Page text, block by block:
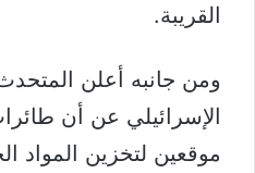
القريبة.
ومن جانبه أعلن
الإسرائيلي عن أن
موقعين لتخزين المواد